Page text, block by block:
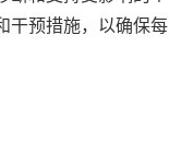
干预措施，以确保每